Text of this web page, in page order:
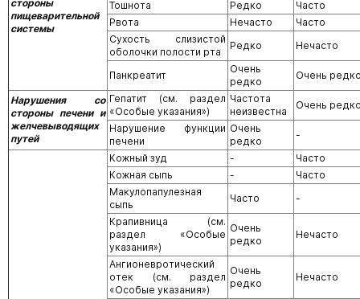
стороны
пищеварительной
системы
Тошнота
Редко
Часто
Рвота
Нечасто
Часто
Сухость слизистой
оболочки полости рта
Редко Нечасто
Панкреатит
Очень
редко
Очень
Нарушения со
стороны печени и
желчевыводящих
путей
Гепатит (см. раздел
«Особые указания»)
Частота
неизвестна
Очень
Нарушение функции
печени
Очень
редко
-
Кожный зуд -
Часто
Кожная сыпь
-
Часто
Макулопапулезная
сыпь
Часто
-
Крапивница (см.
раздел «Особые
указания»)
Очень
редко
Нечасто
Ангионевротический
отек (см. раздел
«Особые указания»)
Очень
редко
Нечасто